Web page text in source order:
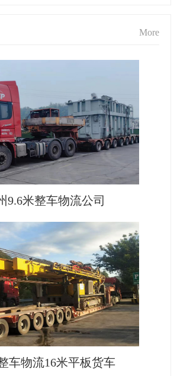
More
9.6米整车物流公司
车物流16米平板货车